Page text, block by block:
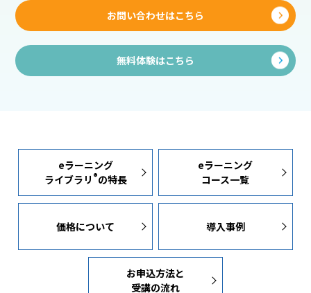
お問い合わせはこちら
無料体験はこちら
eラーニング
ライブラリ ®の特長
eラーニング
コース一覧
価格について 導入事例
お申込方法と
受講の流れ